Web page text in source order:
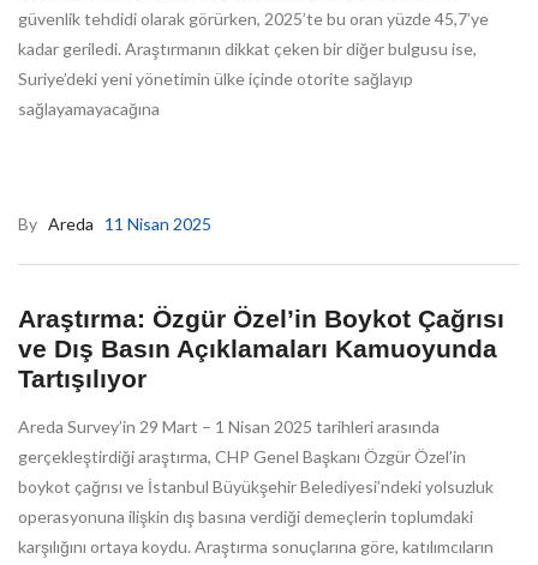
güvenlik tehdidi olarak görürken, 2025’te bu oran yüzde 45,7’ye
kadar geriledi. Araştırmanın dikkat çeken bir diğer bulgusu ise,
Suriye’deki yeni yönetimin ülke içinde otorite sağlayıp
sağlayamayacağına
By Areda 11 Nisan 2025
Araştırma: Özgür Özel’in Boykot Çağrısı
ve Dış Basın Açıklamaları Kamuoyunda
Tartışılıyor
Areda Survey’in 29 Mart – 1 Nisan 2025 tarihleri arasında
gerçekleştirdiği araştırma, CHP Genel Başkanı Özgür Özel’in
boykot çağrısı ve İstanbul Büyükşehir Belediyesi’ndeki yolsuzluk
operasyonuna ilişkin dış basına verdiği demeçlerin toplumdaki
karşılığını ortaya koydu. Araştırma sonuçlarına göre, katılımcıların